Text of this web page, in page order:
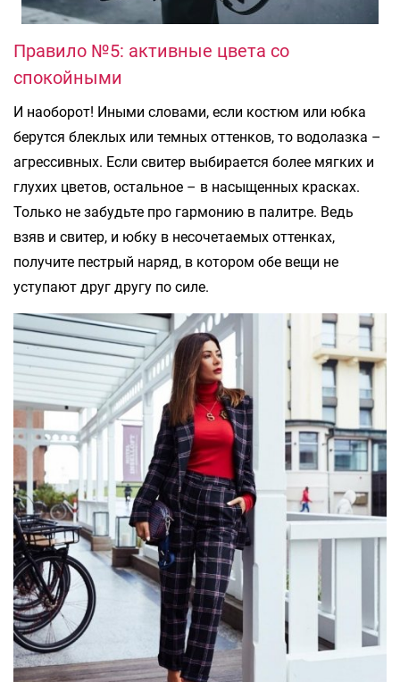
Правило №5: активные цвета со
спокойными
И наоборот! Иными словами, если костюм или юбка
берутся блеклых или темных оттенков, то водолазка –
агрессивных. Если свитер выбирается более мягких и
глухих цветов, остальное – в насыщенных красках.
Только не забудьте про гармонию в палитре. Ведь
взяв и свитер, и юбку в несочетаемых оттенках,
получите пестрый наряд, в котором обе вещи не
уступают друг другу по силе.